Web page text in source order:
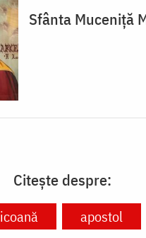
Sfânta Muceniță
Citește despre:
icoană apostol